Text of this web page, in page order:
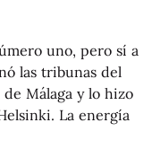
uno, pero sí a
las tribunas del
Málaga y lo hizo
La energía